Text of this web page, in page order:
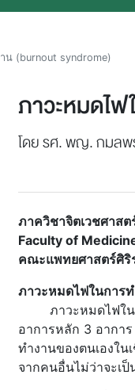
น (burnout syndrome)
ภาวะหมดไ
โดย รศ. พญ. กมล
ภาควิชาจิตเวชศาสต
Faculty of
คณะแพทยศาสตร์ศิริ
ภาวะหมดไฟในการ
ภาวะหมดไฟใ
อาการหลัก 3 อากา
ทำงานของตนเองใ
จากคนอื่นไม่ว่าจะเ